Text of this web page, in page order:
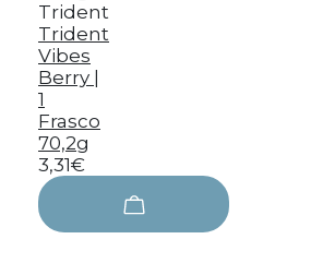
Trident
Trident
Vibes
Berry |
1
Frasco
70,2g
3,31€